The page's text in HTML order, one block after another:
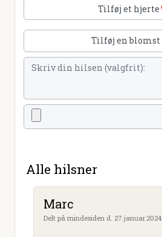
Tilføj et hjerte
Tilføj en blomst
Alle hilsner
Marc
Delt på mindesiden d. 27.januar.2024